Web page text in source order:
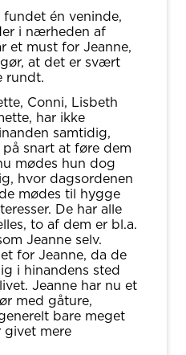
én veninde,
i nærheden af
et must for Jeanne,
at det er svært
rundt.
Conni, Lisbeth
har ikke
samtidig,
snart at føre dem
mødes hun dog
hvor dagsordenen
mødes til hygge
De har alle
to af dem er bl.a.
Jeanne selv.
for Jeanne, da de
i hinandens sted
Jeanne har nu et
med gåture,
bare meget
givet mere